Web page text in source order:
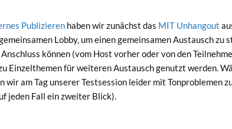
Publizieren haben wir zunächst das MIT Unhangout
Lobby, um einen gemeinsamen Austausch zu
können (vom Host vorher oder von den
Einzelthemen für weiteren Austausch genutzt werden.
am Tag unserer Testsession leider mit Tonproblemen
jeden Fall ein zweiter Blick).